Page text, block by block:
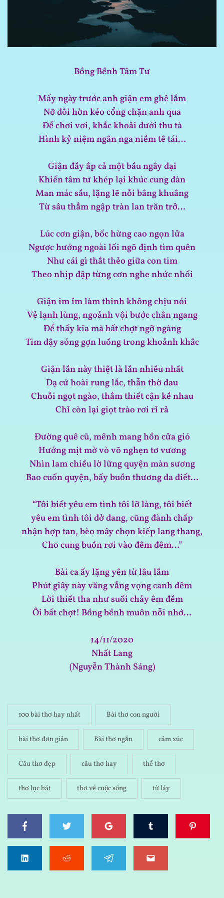
Bồng Bềnh Tâm Tư
Mấy ngày trước anh giận em ghê lắm
Nỡ dỗi hờn kéo cổng chặn anh qua
Để chơi vơi, khắc khoải dưới thu tà
Hình kỷ niệm ngân nga niềm tê tái…
Giận đầy ắp cả một bầu ngây dại
Khiến tâm tư khép lại khúc cung đàn
Man mác sầu, lặng lẽ nỗi bâng khuâng
Từ sâu thẳm ngập tràn lan trăn trở…
Lúc cơn giận, bốc hừng cao ngọn lửa
Ngược hướng ngoài lối ngõ định tìm quên
Như cái gì thắt thẻo giữa con tim
Theo nhịp đập từng cơn nghe nhức nhối
Giận im ỉm làm thinh không chịu nói
Vẻ lạnh lùng, ngoảnh vội bước chân ngang
Để thấy kia mà bất chợt ngỡ ngàng
Tim dậy sóng gợn luồng trong khoảnh khắc
Giận lần này thiệt là lần nhiều nhất
Dạ cứ hoài rung lắc, thẫn thờ đau
Chuỗi ngọt ngào, thắm thiết cận kề nhau
Chỉ còn lại giọt trào rơi rỉ rả
Đường quê cũ, mênh mang hồn cửa gió
Hướng mịt mờ vò võ nghẹn tơ vương
Nhìn lam chiều lờ lững quyện màn sương
Bao cuốn quyện, bấy buồn thương da diết…
“Tôi biết yêu em tình tôi lỡ làng, tôi biết
yêu em tình tôi dở dang, cũng đành chấp
nhận hợp tan, bèo mây chọn kiếp lang thang,
Cho cung buồn rơi vào đêm đêm…”
Bài ca ấy lặng yên từ lâu lắm
Phút giây này văng vẳng vọng canh đêm
Lời thiết tha như suối chảy êm đềm
Ôi bất chợt! Bồng bềnh muôn nỗi nhớ…
14/11/2020
Nhất Lang
(Nguyễn Thành Sáng)
100 bài thơ hay nhất Bài thơ con người
bài thơ đơn giản Bài thơ ngắn cảm xúc
Câu thơ đẹp câu thơ hay thể thơ
thơ lục bát thơ về cuộc sống từ láy